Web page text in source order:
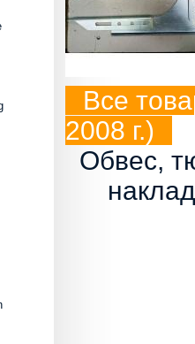
Все
2008 г.)
Обвес,